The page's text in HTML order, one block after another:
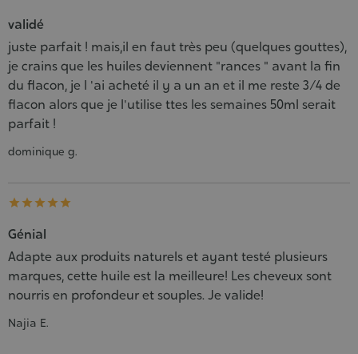
validé
juste parfait ! mais,il en faut très peu (quelques gouttes),
je crains que les huiles deviennent "rances " avant la fin
du flacon, je l 'ai acheté il y a un an et il me reste 3/4 de
flacon alors que je l'utilise ttes les semaines 50ml serait
parfait !
dominique g.
    
Génial
Adapte aux produits naturels et ayant testé plusieurs
marques, cette huile est la meilleure! Les cheveux sont
nourris en profondeur et souples. Je valide!
Najia E.